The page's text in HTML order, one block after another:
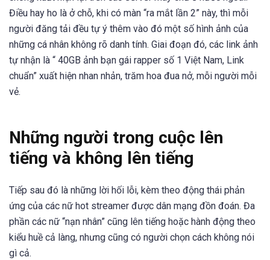
Điều hay ho là ở chỗ, khi có màn “ra mắt lần 2” này, thì mỗi
người đăng tải đều tự ý thêm vào đó một số hình ảnh của
những cá nhân không rõ danh tính. Giai đoạn đó, các link ảnh
tự nhận là “ 40GB ảnh bạn gái rapper số 1 Việt Nam, Link
chuẩn” xuất hiện nhan nhản, trăm hoa đua nở, mỗi người mỗi
vẻ.
Những người trong cuộc lên
tiếng và không lên tiếng
Tiếp sau đó là những lời hối lỗi, kèm theo động thái phản
ứng của các nữ hot streamer được dân mạng đồn đoán. Đa
phần các nữ “nạn nhân” cũng lên tiếng hoặc hành động theo
kiểu huề cả làng, nhưng cũng có người chọn cách không nói
gì cả.